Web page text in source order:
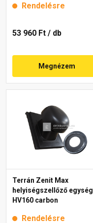
Rendelésre
53 960 Ft / db
Megnézem
Terrán Zenit Max
helyiségszellőző egység
HV160 carbon
Rendelésre